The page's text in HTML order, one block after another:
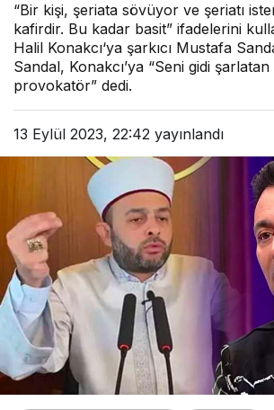
“Bir kişi, şeriata sövüyor ve şeriatı
kafirdir. Bu kadar basit” ifadelerini
Halil Konakcı‘ya şarkıcı Mustafa
Sandal, Konakcı’ya “Seni gidi şarlatan
provokatör” dedi.
13 Eylül 2023, 22:42 yayınlandı